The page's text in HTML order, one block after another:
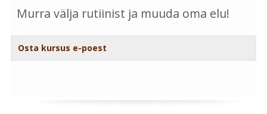
Murra välja rutiinist ja muuda oma elu!
Osta kursus e-poest